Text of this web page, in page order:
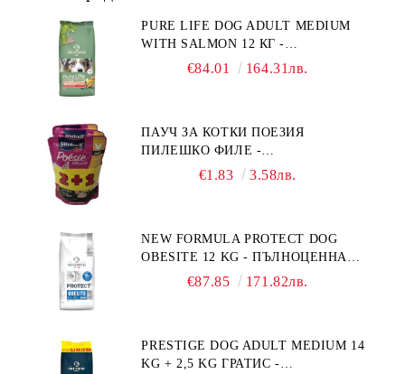
PURE LIFE DOG ADULT MEDIUM
WITH SALMON 12 КГ -
ПЪЛНОЦЕННА ХРАНА ЗА
БЕЗ ЗЪРНО, БЕЗ ГЛУТЕН.
ПРОИЗВЕДЕНА ВЪВ ФРАНЦИЯ.
€84.01 164.31лв.
ПАУЧ ЗА КОТКИ ПОЕЗИЯ
ПИЛЕШКО ФИЛЕ -
ПРОМОКОМПЛЕКТ 3 БР.
€1.83 3.58лв.
NEW FORMULA PROTECT DOG
OBESITE 12 KG - ПЪЛНОЦЕННА
ДИЕТИЧНА ХРАНА ЗА КУЧЕТА
"РЕГУЛИРАНЕ НА ВНОСА НА
ГЛЮКОЗА (DIABETES MELLITUS)."
€87.85 171.82лв.
PRESTIGE DOG ADULT MEDIUM 14
KG + 2,5 KG ГРАТИС -